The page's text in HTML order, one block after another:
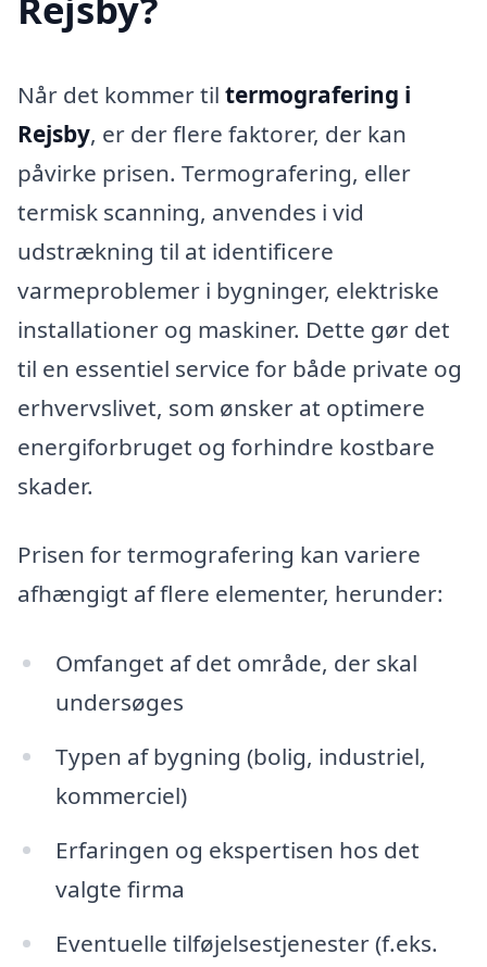
Når det kommer til termografering i
Rejsby, er der flere faktorer, der kan
påvirke prisen. Termografering, eller
termisk scanning, anvendes i vid
udstrækning til at identificere
varmeproblemer i bygninger, elektriske
installationer og maskiner. Dette gør det
til en essentiel service for både private og
erhvervslivet, som ønsker at optimere
energiforbruget og forhindre kostbare
skader.
Prisen for termografering kan variere
afhængigt af flere elementer, herunder:
Omfanget af det område, der skal
undersøges
Typen af bygning (bolig, industriel,
kommerciel)
Erfaringen og ekspertisen hos det
valgte firma
Eventuelle tilføjelsestjenester (f.eks.